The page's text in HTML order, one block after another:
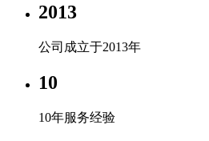
2013
公司成立于2013年
10
10年服务经验